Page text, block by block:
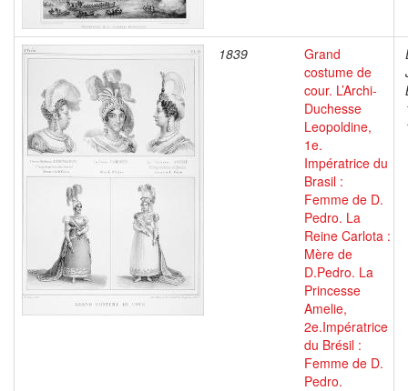
1839
Grand
costume de
cour. L’Archi-
Duchesse
Leopoldine,
1e.
Impératrice du
Brasil :
Femme de D.
Pedro. La
Reine Carlota :
Mère de
D.Pedro. La
Princesse
Amelie,
2e.Impératrice
du Brésil :
Femme de D.
Pedro.